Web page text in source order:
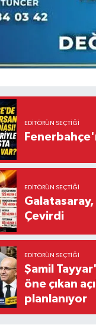
EDITÖRÜN SEÇTIĞI
EDITÖRÜN SEÇTIĞI
Çevirdi
EDITÖRÜN SEÇTIĞI
Şamil
öne çıkan
planlanıyor